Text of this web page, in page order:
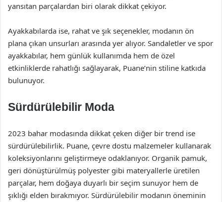
yansıtan parçalardan biri olarak dikkat çekiyor.
Ayakkabılarda ise, rahat ve şık seçenekler, modanın ön
plana çıkan unsurları arasında yer alıyor. Sandaletler ve spor
ayakkabılar, hem günlük kullanımda hem de özel
etkinliklerde rahatlığı sağlayarak, Puane’nin stiline katkıda
bulunuyor.
Sürdürülebilir Moda
2023 bahar modasında dikkat çeken diğer bir trend ise
sürdürülebilirlik. Puane, çevre dostu malzemeler kullanarak
koleksiyonlarını geliştirmeye odaklanıyor. Organik pamuk,
geri dönüştürülmüş polyester gibi materyallerle üretilen
parçalar, hem doğaya duyarlı bir seçim sunuyor hem de
şıklığı elden bırakmıyor. Sürdürülebilir modanın öneminin